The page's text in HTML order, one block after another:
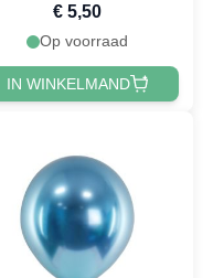
€ 5,50
Op voorraad
IN WINKELMAND